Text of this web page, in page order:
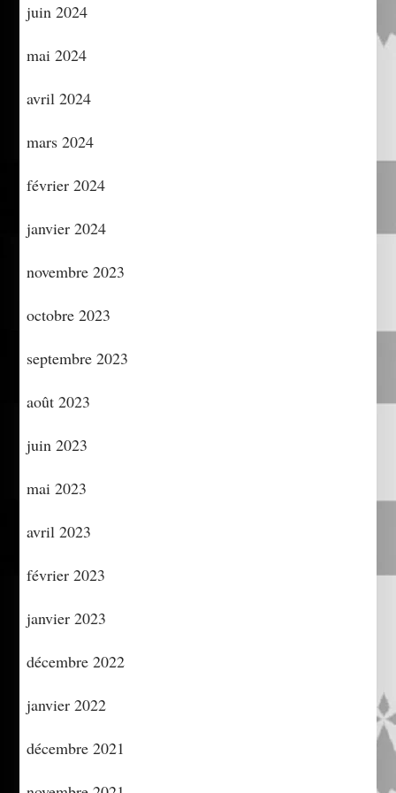
juin 2024
mai 2024
avril 2024
mars 2024
février 2024
janvier 2024
novembre 2023
octobre 2023
septembre 2023
août 2023
juin 2023
mai 2023
avril 2023
février 2023
janvier 2023
décembre 2022
janvier 2022
décembre 2021